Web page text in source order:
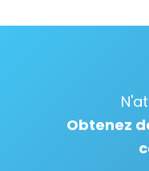
Obtenez